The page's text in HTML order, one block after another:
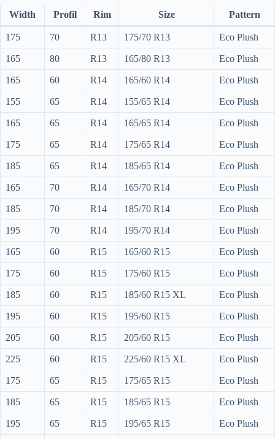
Width Profil Rim Size Pattern
175 70 R13 175/70 R13 Eco Plush
165 80 R13 165/80 R13 Eco Plush
165 60 R14 165/60 R14 Eco Plush
155 65 R14 155/65 R14 Eco Plush
165 65 R14 165/65 R14 Eco Plush
175 65 R14 175/65 R14 Eco Plush
185 65 R14 185/65 R14 Eco Plush
165 70 R14 165/70 R14 Eco Plush
185 70 R14 185/70 R14 Eco Plush
195 70 R14 195/70 R14 Eco Plush
165 60 R15 165/60 R15 Eco Plush
175 60 R15 175/60 R15 Eco Plush
185 60 R15 185/60 R15 XL Eco Plush
195 60 R15 195/60 R15 Eco Plush
205 60 R15 205/60 R15 Eco Plush
225 60 R15 225/60 R15 XL Eco Plush
175 65 R15 175/65 R15 Eco Plush
185 65 R15 185/65 R15 Eco Plush
195 65 R15 195/65 R15 Eco Plush